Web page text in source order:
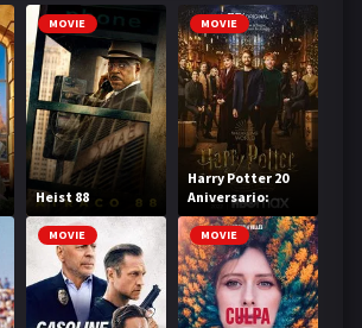
MOVIE
Heist 88
MOVIE
Harry Potter 20
Aniversario:
Regreso a
Hogwarts
MOVIE MOVIE